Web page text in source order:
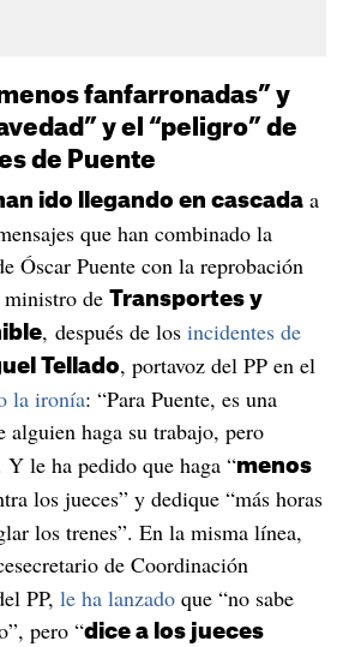
fanfarronadas” y
y el “peligro” de
de Puente
ido llegando en cascadaa
que han combinado la
Óscar Puente con la reprobación
ministro de Transportes y
, después de los incidentes de
Tellado, portavoz del PP en el
la ironía: “Para Puente, es una
alguien haga su trabajo, pero
le ha pedido que haga “menos
los jueces” y dedique “más horas
los trenes”. En la misma línea,
de Coordinación
PP, le ha lanzadoque “no sabe
pero “dice a los jueces